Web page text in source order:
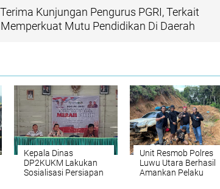
Kunjungan Pengurus PGRI, Terkait
Mutu Pendidikan Di Daerah
Kepala Dinas
DP2KUKM Lakukan
Sosialisasi Persiapan
Unit Resmob Polres
Luwu Utara Berhasil
Amankan Pelaku